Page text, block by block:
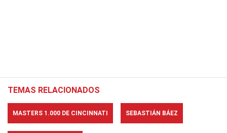
TEMAS RELACIONADOS
MASTERS 1.000 DE CINCINNATI SEBASTIÁN BÁEZ